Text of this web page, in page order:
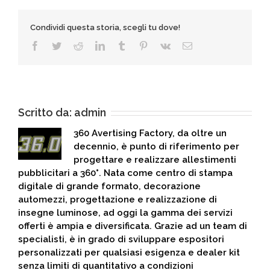
Condividi questa storia, scegli tu dove!
Facebook
TwitterRedditLinkedInTumblr Pinterest
Vk Email
Scritto da: admin
360 Avertising Factory, da oltre un
decennio, è punto di riferimento per
progettare e realizzare allestimenti
pubblicitari a 360°. Nata come centro di stampa
digitale di grande formato, decorazione
automezzi, progettazione e realizzazione di
insegne luminose, ad oggi la gamma dei servizi
offerti è ampia e diversificata. Grazie ad un team di
specialisti, è in grado di sviluppare espositori
personalizzati per qualsiasi esigenza e dealer kit
senza limiti di quantitativo a condizioni